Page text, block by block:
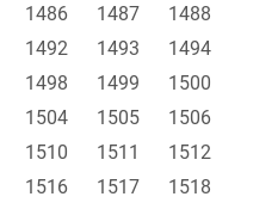
1486 1487
1488
1492 1493
1494
1498 1499
1500
1504 1505
1506
1510 1511
1512
1516 1517
1518